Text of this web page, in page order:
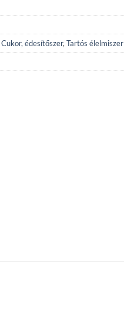
Cukor, édesítőszer, Tartós élelmiszer